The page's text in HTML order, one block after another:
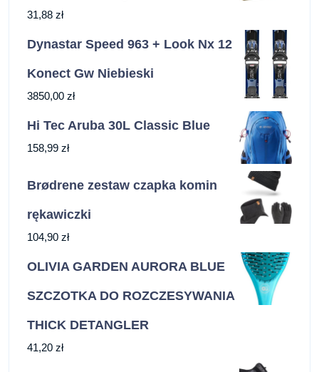
31,88 zł
Dynastar Speed 963 + Look Nx 12
Konect Gw Niebieski
3850,00 zł
Hi Tec Aruba 30L Classic Blue
158,99 zł
Brødrene zestaw czapka komin
rękawiczki
104,90 zł
OLIVIA GARDEN AURORA BLUE
SZCZOTKA DO ROZCZESYWANIA
THICK DETANGLER
41,20 zł